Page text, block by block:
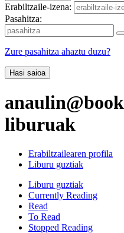
Erabiltzaile-izena:
Pasahitza:
Zure pasahitza ahaztu duzu?
Hasi saioa
liburuak
Erabiltzailearen profila
Liburu guztiak
Liburu guztiak
Currently Reading
Read
To Read
Stopped Reading